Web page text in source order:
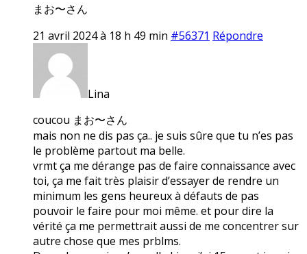
まお〜さん
21 avril 2024 à 18 h 49 min #56371 Répondre
Lina
coucou まお〜さん
mais non ne dis pas ça.. je suis sûre que tu n’es pas
le problème partout ma belle.
vrmt ça me dérange pas de faire connaissance avec
toi, ça me fait très plaisir d’essayer de rendre un
minimum les gens heureux à défauts de pas
pouvoir le faire pour moi même. et pour dire la
vérité ça me permettrait aussi de me concentrer sur
autre chose que mes prblms.